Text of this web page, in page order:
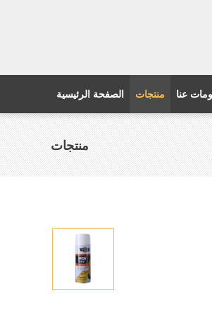
الصفحة الرئيسية منتجات عنا
منتجات